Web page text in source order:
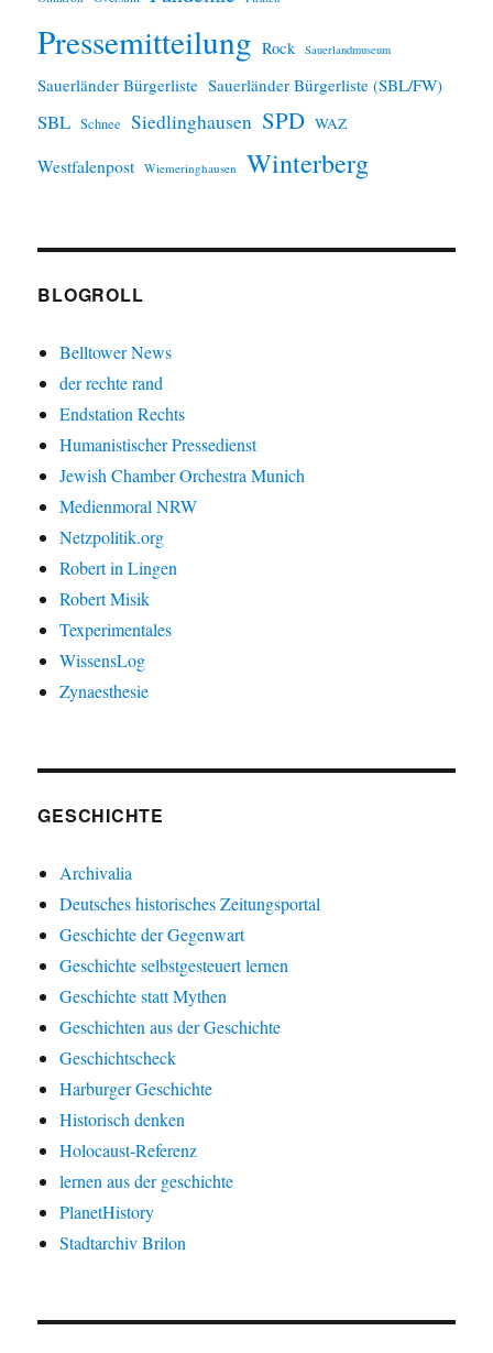
Pressemitteilung Rock Sauerlandmuseum
Sauerländer Bürgerliste Sauerländer Bürgerliste (SBL/FW)
SBL Schnee Siedlinghausen SPD WAZ
Westfalenpost Wiemeringhausen Winterberg
BLOGROLL
Belltower News
der rechte rand
Endstation Rechts
Humanistischer Pressedienst
Jewish Chamber Orchestra Munich
Medienmoral NRW
Netzpolitik.org
Robert in Lingen
Robert Misik
Texperimentales
WissensLog
Zynaesthesie
GESCHICHTE
Archivalia
Deutsches historisches Zeitungsportal
Geschichte der Gegenwart
Geschichte selbstgesteuert lernen
Geschichte statt Mythen
Geschichten aus der Geschichte
Geschichtscheck
Harburger Geschichte
Historisch denken
Holocaust-Referenz
lernen aus der geschichte
PlanetHistory
Stadtarchiv Brilon